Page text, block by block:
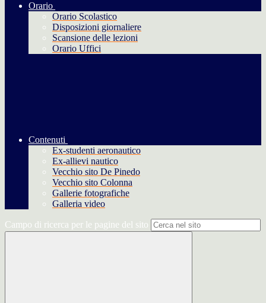
Orario
Orario Scolastico
Disposizioni giornaliere
Scansione delle lezioni
Orario Uffici
Contenuti
Ex-studenti aeronautico
Ex-allievi nautico
Vecchio sito De Pinedo
Vecchio sito Colonna
Gallerie fotografiche
Galleria video
Campo di ricerca per le pagine del sito